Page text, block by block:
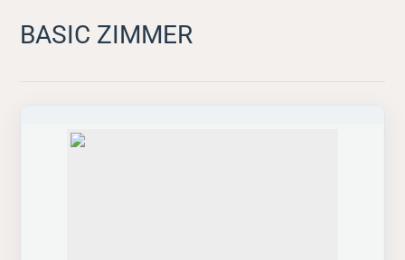
BASIC ZIMMER